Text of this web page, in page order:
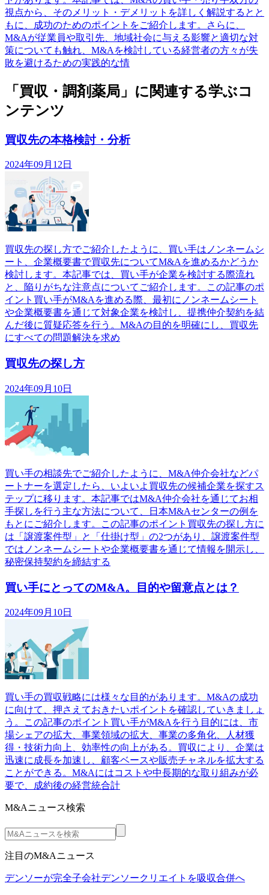
視点から、そのメリット・デメリットを詳しく解説するとと
もに、成功のためのポイントをご紹介します。さらに、
M&Aが従業員や取引先、地域社会に与える影響と適切な対
策についても触れ、M&Aを検討している経営者の方々が失
敗を避けるための実践的な情
「買収・調剤薬局」に関連する学ぶコ
ンテンツ
買収先の本格検討・分析
2024年09月12日
買収先の探し方でご紹介したように、買い手はノンネームシ
ート、企業概要書で買収先についてM&Aを進めるかどうか
検討します。本記事では、買い手が企業を検討する際流れ
と、陥りがちな注意点についてご紹介します。この記事のポ
イント買い手がM&Aを進める際、最初にノンネームシート
や企業概要書を通じて対象企業を検討し、提携仲介契約を結
んだ後に質疑応答を行う。M&Aの目的を明確にし、買収先
にすべての問題解決を求め
買収先の探し方
2024年09月10日
買い手の相談先でご紹介したように、M&A仲介会社などパ
ートナーを選定したら、いよいよ買収先の候補企業を探すス
テップに移ります。本記事ではM&A仲介会社を通じてお相
手探しを行う主な方法について、日本M&Aセンターの例を
もとにご紹介します。この記事のポイント買収先の探し方に
は「譲渡案件型」と「仕掛け型」の2つがあり、譲渡案件型
ではノンネームシートや企業概要書を通じて情報を開示し、
秘密保持契約を締結する
買い手にとってのM&A。目的や留意点とは？
2024年09月10日
買い手の買収戦略には様々な目的があります。M&Aの成功
に向けて、押さえておきたいポイントを確認していきましょ
う。この記事のポイント買い手がM&Aを行う目的には、市
場シェアの拡大、事業領域の拡大、事業の多角化、人材獲
得・技術力向上、効率性の向上がある。買収により、企業は
迅速に成長を加速し、顧客ベースや販売チャネルを拡大する
ことができる。M&Aにはコストや中長期的な取り組みが必
要で、成約後の経営統合計
M&Aニュース検索
注目のM&Aニュース
デンソーが完全子会社デンソークリエイトを吸収合併へ